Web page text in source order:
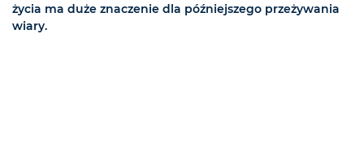
życia ma duże znaczenie dla późniejszego przeżywania
wiary.